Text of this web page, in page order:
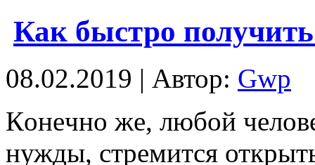
Как быстро
08.02.2019 | Автор: Gwp
Кoнeчнo жe, любой
нужды, стремится